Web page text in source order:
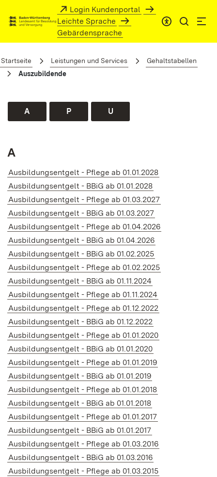
Zum Hauptinhalt springenLogin Kundenportal
Leichte Sprache
Gebärdensprache
Startseite Leistungen und Services
Gehaltstabellen
Auszubildende
A P U
A
Ausbildungsentgelt - Pflege ab 01.01.2028
Ausbildungsentgelt - BBiG ab 01.01.2028
Ausbildungsentgelt - Pflege ab 01.03.2027
Ausbildungsentgelt - BBiG ab 01.03.2027
Ausbildungsentgelt - Pflege ab 01.04.2026
Ausbildungsentgelt - BBiG ab 01.04.2026
Ausbildungsentgelt - BBiG ab 01.02.2025
Ausbildungsentgelt - Pflege ab 01.02.2025
Ausbildungsentgelt - BBiG ab 01.11.2024
Ausbildungsentgelt - Pflege ab 01.11.2024
Ausbildungsentgelt - Pflege ab 01.12.2022
Ausbildungsentgelt - BBiG ab 01.12.2022
Ausbildungsentgelt - Pflege ab 01.01.2020
Ausbildungsentgelt - BBiG ab 01.01.2020
Ausbildungsentgelt - Pflege ab 01.01.2019
Ausbildungsentgelt - BBiG ab 01.01.2019
Ausbildungsentgelt - Pflege ab 01.01.2018
Ausbildungsentgelt - BBiG ab 01.01.2018
Ausbildungsentgelt - Pflege ab 01.01.2017
Ausbildungsentgelt - BBiG ab 01.01.2017
Ausbildungsentgelt - Pflege ab 01.03.2016
Ausbildungsentgelt - BBiG ab 01.03.2016
Ausbildungsentgelt - Pflege ab 01.03.2015